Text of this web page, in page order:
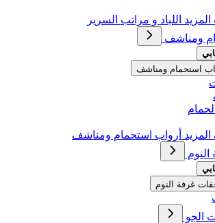
اللباد و مراتب السرير
ومناشف
استحمام ومناشف
أرواب استحمام ومناشف
غرفة النوم
الجو